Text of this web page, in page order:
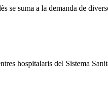
suma a la demanda de
hospitalaris del Sistema